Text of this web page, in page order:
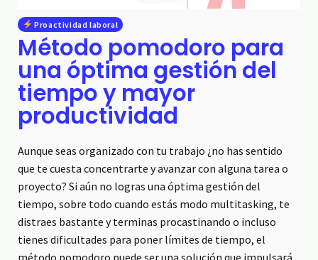
Proactividad laboral
Método pomodoro para
una óptima gestión del
tiempo y mayor
productividad
Aunque seas organizado con tu trabajo ¿no has sentido
que te cuesta concentrarte y avanzar con alguna tarea o
proyecto? Si aún no logras una óptima gestión del
tiempo, sobre todo cuando estás modo multitasking, te
distraes bastante y terminas procastinando o incluso
tienes dificultades para poner límites de tiempo, el
método pomodoro puede ser una solución que impulsará